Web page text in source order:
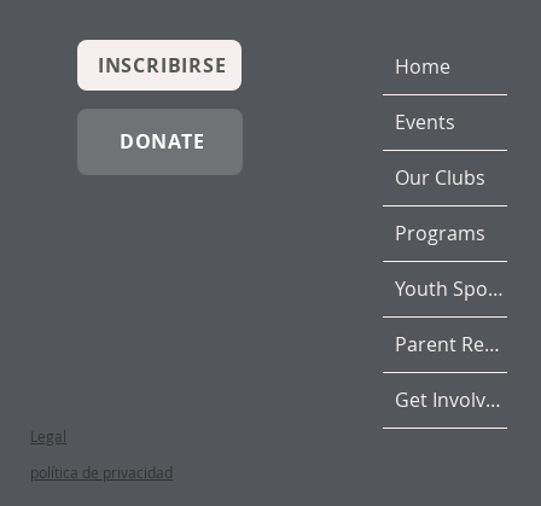
Legal
política de privacidad
Home
Events
Our Clubs
Programs
Youth Sports
Parent Resources
Get Involved
INSCRIBIRSE
DONATE